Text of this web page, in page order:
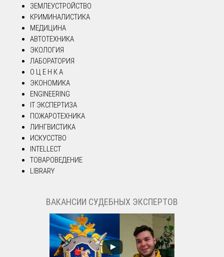
ЗЕМЛЕУСТРОЙСТВО
КРИМИНАЛИСТИКА
МЕДИЦИНА
АВТОТЕХНИКА
ЭКОЛОГИЯ
ЛАБОРАТОРИЯ
О Ц Е Н К А
ЭКОНОМИКА
ENGINEERING
IT ЭКСПЕРТИЗА
ПОЖАРОТЕХНИКА
ЛИНГВИСТИКА
ИСКУССТВО
INTELLECT
ТОВАРОВЕДЕНИЕ
LIBRARY
ВАКАНСИИ СУДЕБНЫХ ЭКСПЕРТОВ